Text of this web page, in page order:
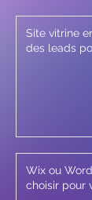
Site vitrine
des leads
Wix ou
choisir pour